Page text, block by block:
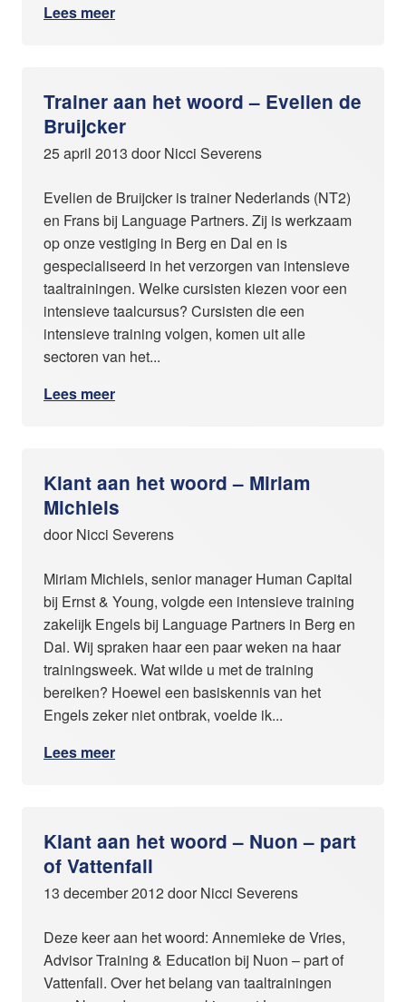
Lees meer
Trainer aan het woord – Evelien de
Bruijcker
25 april 2013 door Nicci Severens
Evelien de Bruijcker is trainer Nederlands (NT2)
en Frans bij Language Partners. Zij is werkzaam
op onze vestiging in Berg en Dal en is
gespecialiseerd in het verzorgen van intensieve
taaltrainingen. Welke cursisten kiezen voor een
intensieve taalcursus? Cursisten die een
intensieve training volgen, komen uit alle
sectoren van het...
Lees meer
Klant aan het woord – Miriam
Michiels
door Nicci Severens
Miriam Michiels, senior manager Human Capital
bij Ernst & Young, volgde een intensieve training
zakelijk Engels bij Language Partners in Berg en
Dal. Wij spraken haar een paar weken na haar
trainingsweek. Wat wilde u met de training
bereiken? Hoewel een basiskennis van het
Engels zeker niet ontbrak, voelde ik...
Lees meer
Klant aan het woord – Nuon – part
of Vattenfall
13 december 2012 door Nicci Severens
Deze keer aan het woord: Annemieke de Vries,
Advisor Training & Education bij Nuon – part of
Vattenfall. Over het belang van taaltrainingen